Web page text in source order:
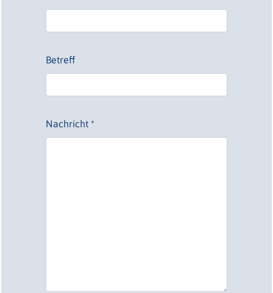
Betreff
Nachricht *